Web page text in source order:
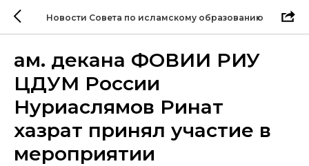
Новости Совета по исламскому образованию
ам. декана ФОВИИ РИУ
ЦДУМ России
Нуриаслямов Ринат
хазрат принял участие в
мероприятии